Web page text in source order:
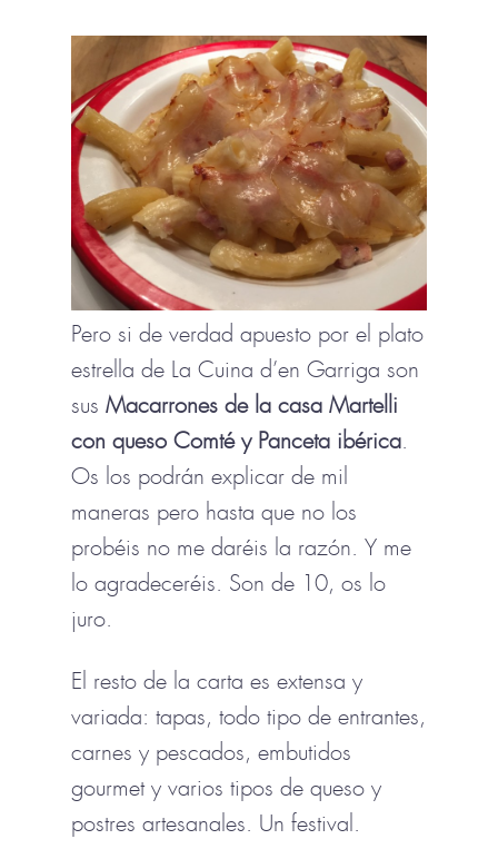
Pero si de verdad apuesto por el plato
estrella de La Cuina d’en Garriga son
sus Macarrones de la casa Martelli
con queso Comté y Panceta ibérica.
Os los podrán explicar de mil
maneras pero hasta que no los
probéis no me daréis la razón. Y me
lo agradeceréis. Son de 10, os lo
juro.
El resto de la carta es extensa y
variada: tapas, todo tipo de entrantes,
carnes y pescados, embutidos
gourmet y varios tipos de queso y
postres artesanales. Un festival.